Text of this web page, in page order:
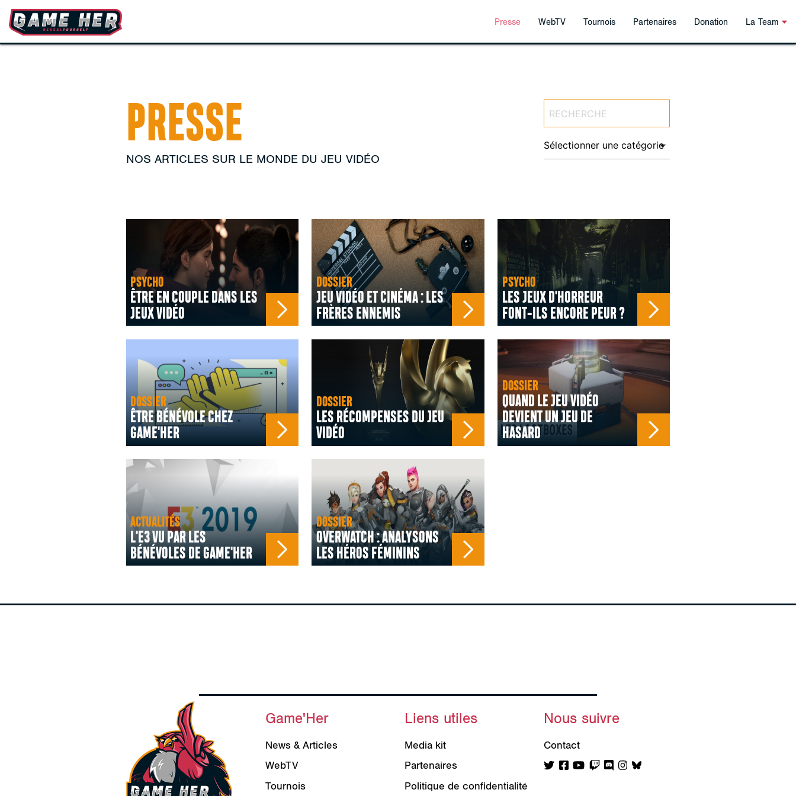
Presse WebTV Tournois Partenaires Donation La Team
PRESSE
NOS ARTICLES SUR LE MONDE DU JEU VIDÉO
PSYCHO
ÊTRE EN COUPLE DANS LES
JEUX VIDÉO
DOSSIER
JEU VIDÉO ET CINÉMA : LES
FRÈRES ENNEMIS
PSYCHO
LES JEUX D'HORREUR
FONT-ILS ENCORE PEUR ?
DOSSIER
ÊTRE BÉNÉVOLE CHEZ
GAME'HER
DOSSIER
LES RÉCOMPENSES DU JEU
VIDÉO
DOSSIER
QUAND LE JEU VIDÉO
DEVIENT UN JEU DE
HASARD
ACTUALITÉS
L'E3 VU PAR LES
BÉNÉVOLES DE GAME'HER
DOSSIER
OVERWATCH : ANALYSONS
LES HÉROS FÉMININS
Game'Her
News & Articles
WebTV
Tournois
Liens utiles
Media kit
Partenaires
Politique de confidentialité
Nous suivre
Contact